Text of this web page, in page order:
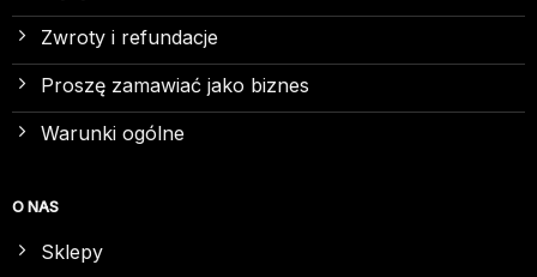
Zwroty i refundacje
Proszę zamawiać jako biznes
Warunki ogólne
O NAS
Sklepy